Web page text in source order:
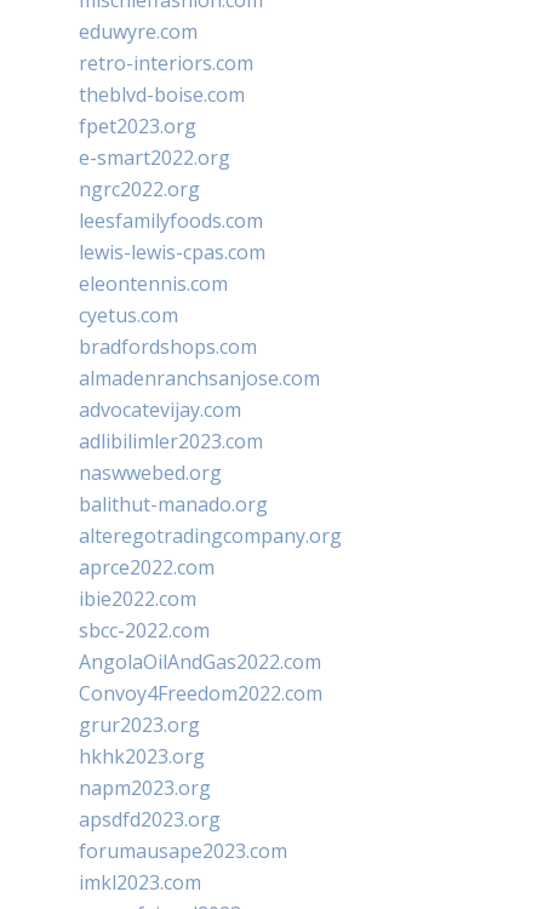
eduwyre.com
retro-interiors.com
theblvd-boise.com
fpet2023.org
e-smart2022.org
ngrc2022.org
leesfamilyfoods.com
lewis-lewis-cpas.com
eleontennis.com
cyetus.com
bradfordshops.com
almadenranchsanjose.com
advocatevijay.com
adlibilimler2023.com
naswwebed.org
balithut-manado.org
alteregotradingcompany.org
aprce2022.com
ibie2022.com
sbcc-2022.com
AngolaOilAndGas2022.com
Convoy4Freedom2022.com
grur2023.org
hkhk2023.org
napm2023.org
apsdfd2023.org
forumausape2023.com
imkl2023.com